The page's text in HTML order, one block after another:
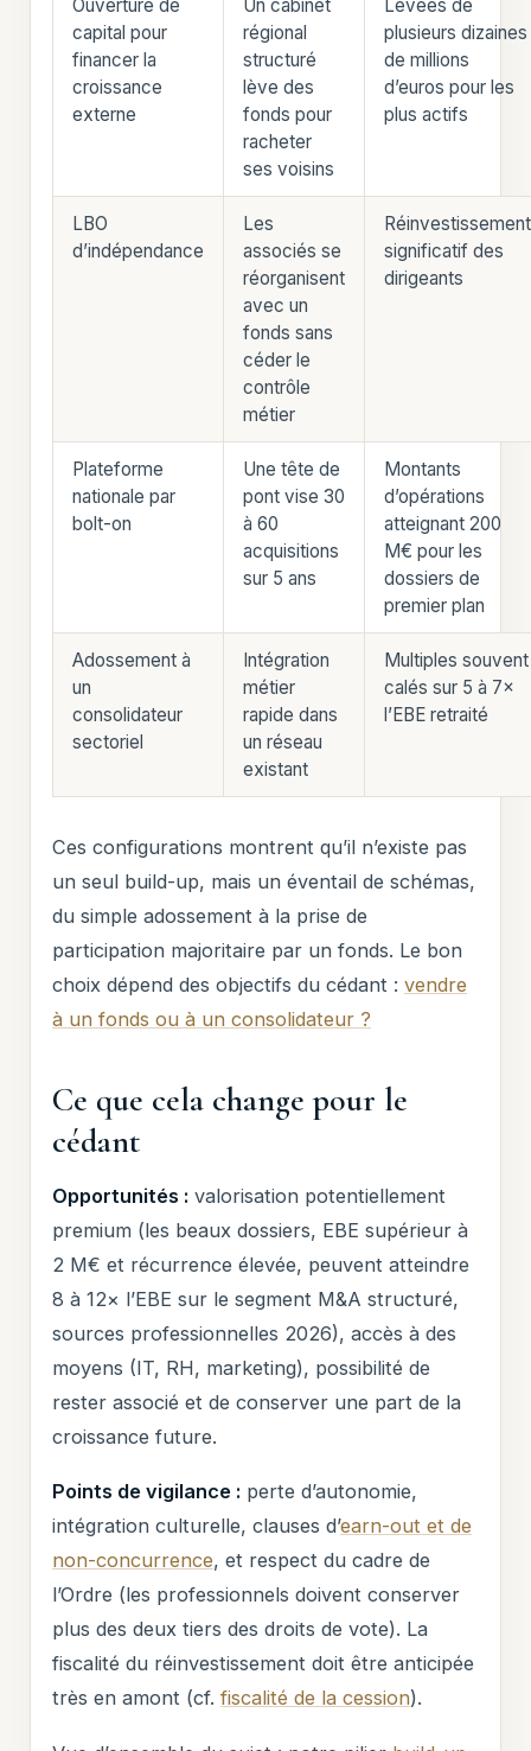
Ouverture de
capital pour
financer la
croissance
externe
Un cabinet
régional
structuré
lève des
fonds pour
racheter
ses voisins
Levées de
plusieurs dizaines
de millions
d’euros pour les
plus actifs
LBO
d’indépendance
Les
associés se
réorganisent
avec un
fonds sans
céder le
contrôle
métier
Réinvestissement
significatif des
dirigeants
Plateforme
nationale par
bolt-on
Une tête de
pont vise 30
à 60
acquisitions
sur 5 ans
Montants
d’opérations
atteignant 200
M€ pour les
dossiers de
premier plan
Adossement à
un
consolidateur
sectoriel
Intégration
métier
rapide dans
un réseau
existant
Multiples souvent
calés sur 5 à 7×
l’EBE retraité
Ces configurations montrent qu’il n’existe pas
un seul build-up, mais un éventail de schémas,
du simple adossement à la prise de
participation majoritaire par un fonds. Le bon
choix dépend des objectifs du cédant :vendre
à un fonds ou à un consolidateur ?
Ce que cela change pour le
cédant
Opportunités : valorisation potentiellement
premium (les beaux dossiers, EBE supérieur à
2 M€ et récurrence élevée, peuvent atteindre
8 à 12× l’EBE sur le segment M&A structuré,
sources professionnelles 2026), accès à des
moyens (IT, RH, marketing), possibilité de
rester associé et de conserver une part de la
croissance future.
Points de vigilance : perte d’autonomie,
intégration culturelle, clauses d’earn-out et de
non-concurrence, et respect du cadre de
l’Ordre (les professionnels doivent conserver
plus des deux tiers des droits de vote). La
fiscalité du réinvestissement doit être anticipée
très en amont (cf.fiscalité de la cession).